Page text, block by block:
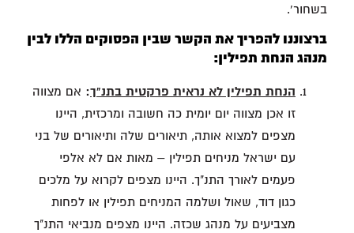
בשחור'.
ברצוננו להפריך את הקשר שבין הפסוקים הללו לבין
מנהג הנחת תפילין:
הנחת תפילין לא נראית פרקטית בתנ"ך: אם מצווה
זו אכן מצווה יום יומית כה חשובה ומרכזית, היינו
מצפים למצוא אותה, תיאורים שלה ותיאורים של בני
עם ישראל מניחים תפילין – מאות אם לא אלפי
פעמים לאורך התנ"ך. היינו מצפים לקרוא על מלכים
כגון דוד, שאול ושלמה המניחים תפילין או לפחות
מצביעים על מנהג שכזה. היינו מצפים מנביאי התנ"ך